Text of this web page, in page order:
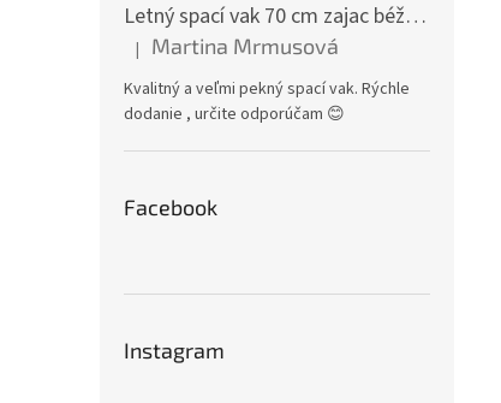
Letný spací vak 70 cm zajac béžový zips na boku
Hodnotenie produktu je 5 z 5 hviezdičiek.
| Martina Mrmusová
Kvalitný a veľmi pekný spací vak. Rýchle
dodanie , určite odporúčam 😊
Facebook
Instagram